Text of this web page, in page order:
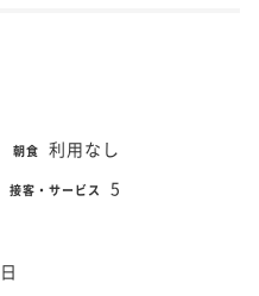
朝食 利用なし
接客・サービス 5